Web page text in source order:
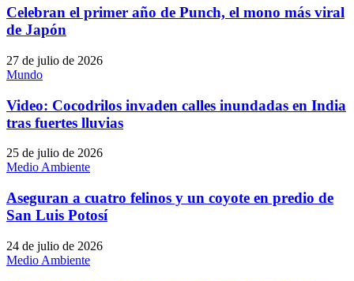
Celebran el primer año de Punch, el mono más viral
de Japón
27 de julio de 2026
Mundo
Video: Cocodrilos invaden calles inundadas en India
tras fuertes lluvias
25 de julio de 2026
Medio Ambiente
Aseguran a cuatro felinos y un coyote en predio de
San Luis Potosí
24 de julio de 2026
Medio Ambiente